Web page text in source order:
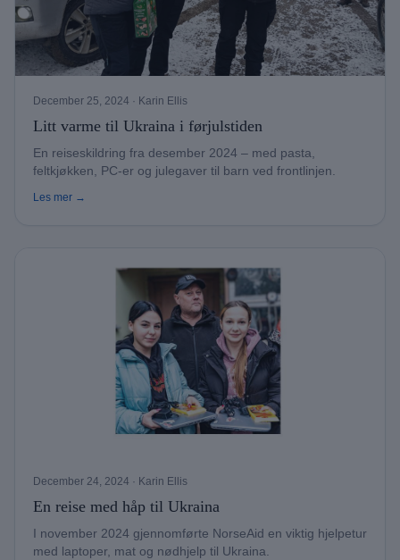
December 25, 2024 · Karin Ellis
Litt varme til Ukraina i førjulstiden
En reiseskildring fra desember 2024 – med pasta,
feltkjøkken, PC-er og julegaver til barn ved frontlinjen.
Les mer →
December 24, 2024 · Karin Ellis
En reise med håp til Ukraina
I november 2024 gjennomførte NorseAid en viktig hjelpetur
med laptoper, mat og nødhjelp til Ukraina.